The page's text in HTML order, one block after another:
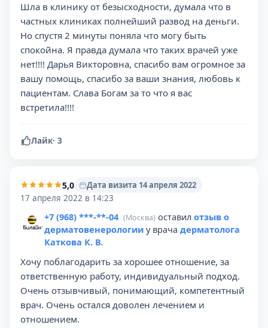
Шла в клинику от безысходности, думала что в
частных клиниках полнейший развод на деньги.
Но спустя 2 минуты поняла что могу быть
спокойна. Я правда думала что таких врачей уже
нет!!!! Дарья Викторовна, спасибо вам огромное за
вашу помощь, спасибо за ваши знания, любовь к
пациентам. Слава Богам за то что я вас
встретила!!!!
Лайк· 3
5,0
Дата визита 14 апреля 2022
17 апреля 2022 в 14:23
+7 (968) ***-**-04 (Москва) оставил отзыв о
дерматовенерологии у врача дерматолога
Каткова К. В.
Хочу поблагодарить за хорошее отношение, за
ответственную работу, индивидуальный подход.
Очень отзывчивый, понимающий, компетентный
врач. Очень остался доволен лечением и
отношением.